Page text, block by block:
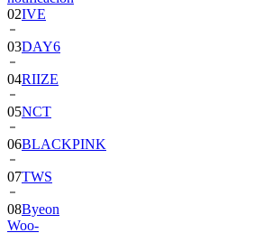
03DAY6
04RIIZE
05NCT
06BLACKPINK
07TWS
08Byeon
Woo-
seok